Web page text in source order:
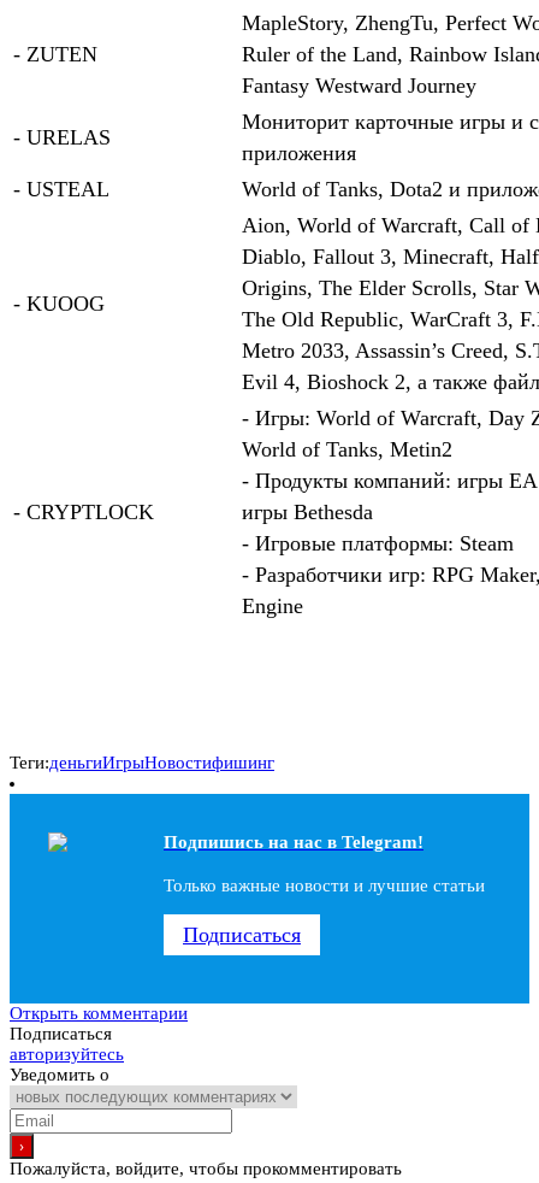
- ZUTEN
MapleStory, ZhengTu, Perfect
Ruler of the Land, Rainbow
Fantasy Westward Journey
- URELAS
Мониторит карточные игры и
приложения
- USTEAL
World of Tanks, Dota2 и
- KUOOG
Aion, World of Warcraft, Call of
Diablo, Fallout 3, Minecraft,
Origins, The Elder Scrolls, Star
The Old Republic, WarCraft 3,
Metro 2033, Assassin’s Creed,
Evil 4, Bioshock 2, а также
- CRYPTLOCK
- Игры: World of Warcraft, Day
World of Tanks, Metin2
- Продукты компаний: игры
игры Bethesda
- Игровые платформы: Steam
- Разработчики игр: RPG
Engine
Теги:деньгиИгрыНовостифишинг
Подпишись на наc в Telegram!
Только важные новости и лучшие статьи
Подписаться
Открыть комментарии
Подписаться
авторизуйтесь
Уведомить о
Пожалуйста, войдите, чтобы прокомментировать